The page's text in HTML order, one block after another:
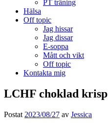
PT träning
Hälsa
Off topic
Jag hissar
Jag dissar
E-soppa
Mått och vikt
Off topic
Kontakta mig
LCHF choklad krisp
Postat 2023/08/27 av Jessica